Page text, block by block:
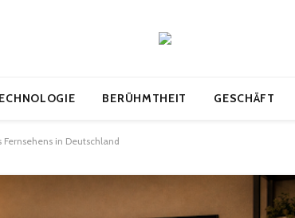
BERÜHMTHEIT GESCHÄFT
in Deutschland